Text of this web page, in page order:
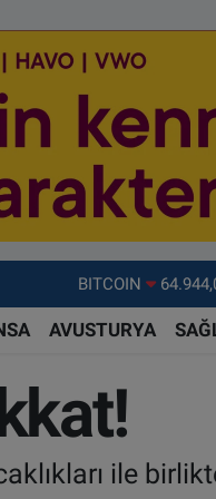
DOLAR
EURO
GRAM ALTIN
AVUSTURYA
ile